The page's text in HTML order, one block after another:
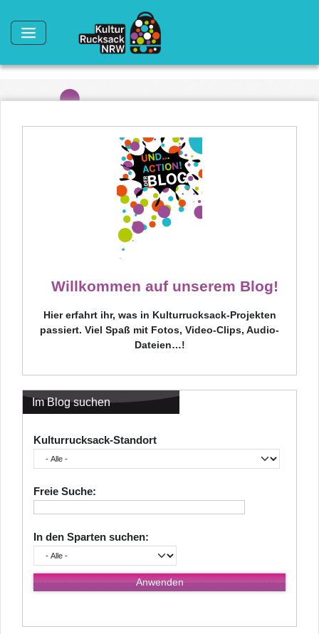
Willkommen auf unserem Blog!
Hier erfahrt ihr, was in Kulturrucksack-Projekten
passiert. Viel Spaß mit Fotos, Video-Clips, Audio-
Dateien…!
Im Blog suchen
Kulturrucksack-Standort
Freie Suche:
In den Sparten suchen: